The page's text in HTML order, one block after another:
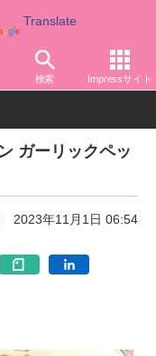
Translate
検索 Impressサイト
マクドナルド
ガーリックペッ
2023年11月1日 06:54